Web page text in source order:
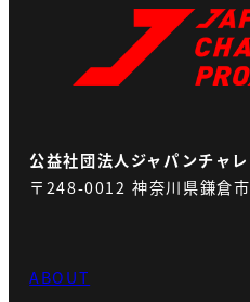
公益社団法人ジャパンチャ
〒248-0012 神奈川県鎌倉
ABOUT